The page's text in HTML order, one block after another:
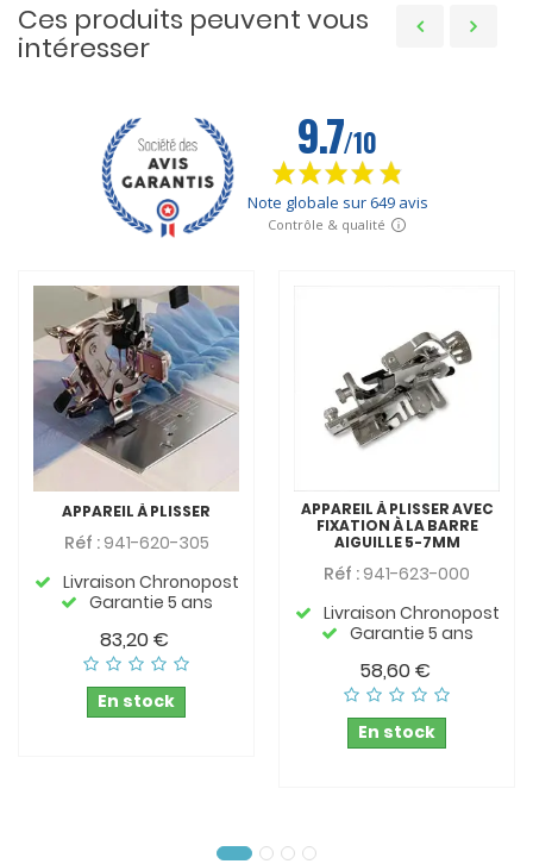
Ces produits peuvent vous
intéresser
APPAREIL À PLISSER
Réf :941-620-305
Livraison Chronopost
Garantie 5 ans
83,20 €
En stock
APPAREIL À PLISSER AVEC
FIXATION À LA BARRE
AIGUILLE 5-7MM
Réf : 941-623-000
Livraison Chronopost
Garantie 5 ans
58,60 €
En stock